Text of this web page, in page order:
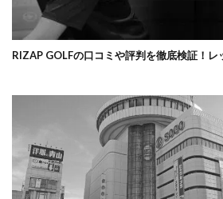
RIZAP GOLFの口コミや評判を徹底検証！レ